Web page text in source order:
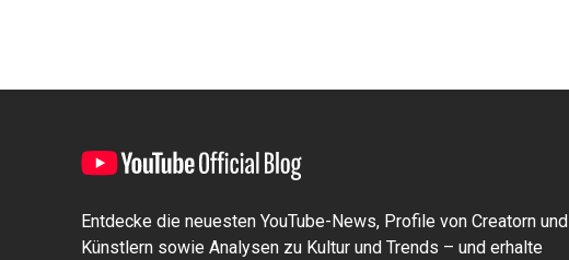
Entdecke die neuesten YouTube-News, Profile von Creatorn und
Künstlern sowie Analysen zu Kultur und Trends – und erhalte